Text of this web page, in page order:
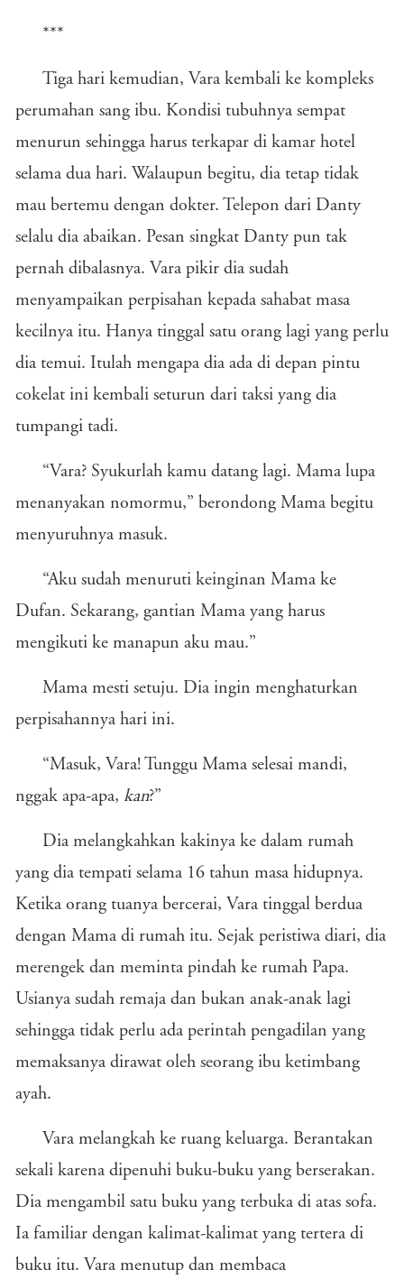
***
Tiga hari kemudian, Vara kembali ke kompleks
perumahan sang ibu. Kondisi tubuhnya sempat
menurun sehingga harus terkapar di kamar hotel
selama dua hari. Walaupun begitu, dia tetap tidak
mau bertemu dengan dokter. Telepon dari Danty
selalu dia abaikan. Pesan singkat Danty pun tak
pernah dibalasnya. Vara pikir dia sudah
menyampaikan perpisahan kepada sahabat masa
kecilnya itu. Hanya tinggal satu orang lagi yang perlu
dia temui. Itulah mengapa dia ada di depan pintu
cokelat ini kembali seturun dari taksi yang dia
tumpangi tadi.
“Vara? Syukurlah kamu datang lagi. Mama lupa
menanyakan nomormu,” berondong Mama begitu
menyuruhnya masuk.
“Aku sudah menuruti keinginan Mama ke
Dufan. Sekarang, gantian Mama yang harus
mengikuti ke manapun aku mau.”
Mama mesti setuju. Dia ingin menghaturkan
perpisahannya hari ini.
“Masuk, Vara! Tunggu Mama selesai mandi,
nggak apa-apa, kan?”
Dia melangkahkan kakinya ke dalam rumah
yang dia tempati selama 16 tahun masa hidupnya.
Ketika orang tuanya bercerai, Vara tinggal berdua
dengan Mama di rumah itu. Sejak peristiwa diari, dia
merengek dan meminta pindah ke rumah Papa.
Usianya sudah remaja dan bukan anak-anak lagi
sehingga tidak perlu ada perintah pengadilan yang
memaksanya dirawat oleh seorang ibu ketimbang
ayah.
Vara melangkah ke ruang keluarga. Berantakan
sekali karena dipenuhi buku-buku yang berserakan.
Dia mengambil satu buku yang terbuka di atas sofa.
Ia familiar dengan kalimat-kalimat yang tertera di
buku itu. Vara menutup dan membaca